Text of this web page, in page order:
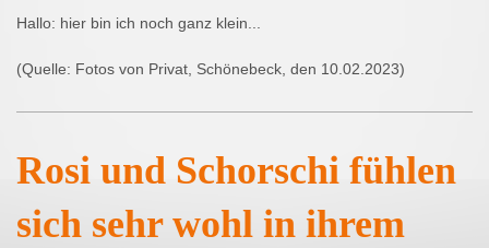
Hallo: hier bin ich noch ganz klein...
(Quelle: Fotos von Privat, Schönebeck, den 10.02.2023)
Rosi und Schorschi fühlen
sich sehr wohl in ihrem